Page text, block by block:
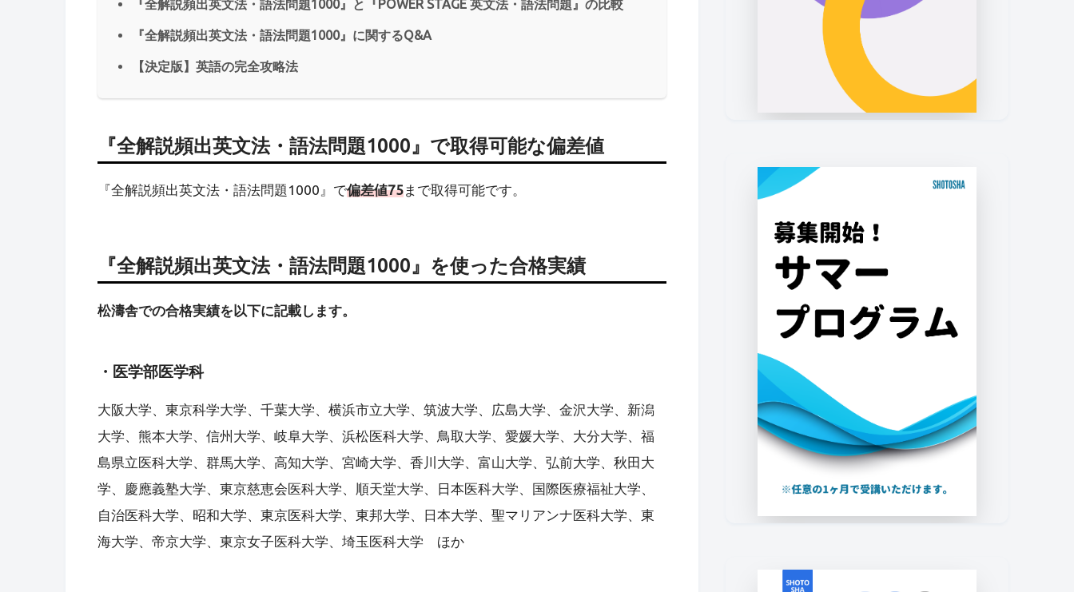
『全解説頻出英文法・語法問題1000』と『POWER STAGE 英文法・語法問題』の比較
『全解説頻出英文法・語法問題1000』に関するQ&A
【決定版】英語の完全攻略法
『全解説頻出英文法・語法問題1000』で取得可能な偏差値
『全解説頻出英文法・語法問題1000』で偏差値75まで取得可能です。
『全解説頻出英文法・語法問題1000』を使った合格実績
松濤舎での合格実績を以下に記載します。
・医学部医学科
大阪大学、東京科学大学、千葉大学、横浜市立大学、筑波大学、広島大学、金沢大学、新潟
大学、熊本大学、信州大学、岐阜大学、浜松医科大学、鳥取大学、愛媛大学、大分大学、福
島県立医科大学、群馬大学、高知大学、宮崎大学、香川大学、富山大学、弘前大学、秋田大
学、慶應義塾大学、東京慈恵会医科大学、順天堂大学、日本医科大学、国際医療福祉大学、
自治医科大学、昭和大学、東京医科大学、東邦大学、日本大学、聖マリアンナ医科大学、東
海大学、帝京大学、東京女子医科大学、埼玉医科大学 ほか